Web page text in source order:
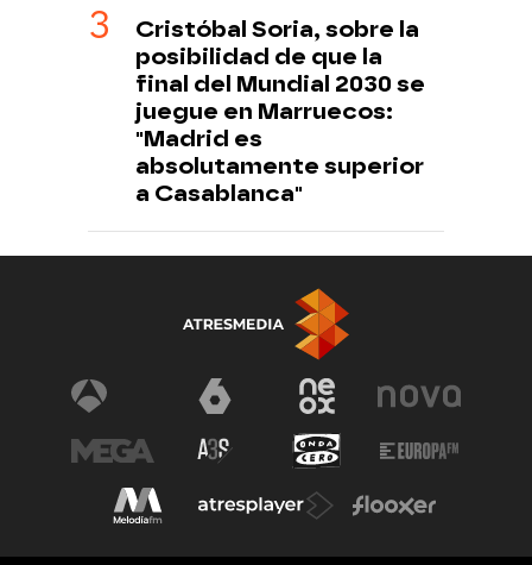
Cristóbal Soria, sobre la
posibilidad de que la
final del Mundial 2030 se
juegue en Marruecos:
"Madrid es
absolutamente superior
a Casablanca"